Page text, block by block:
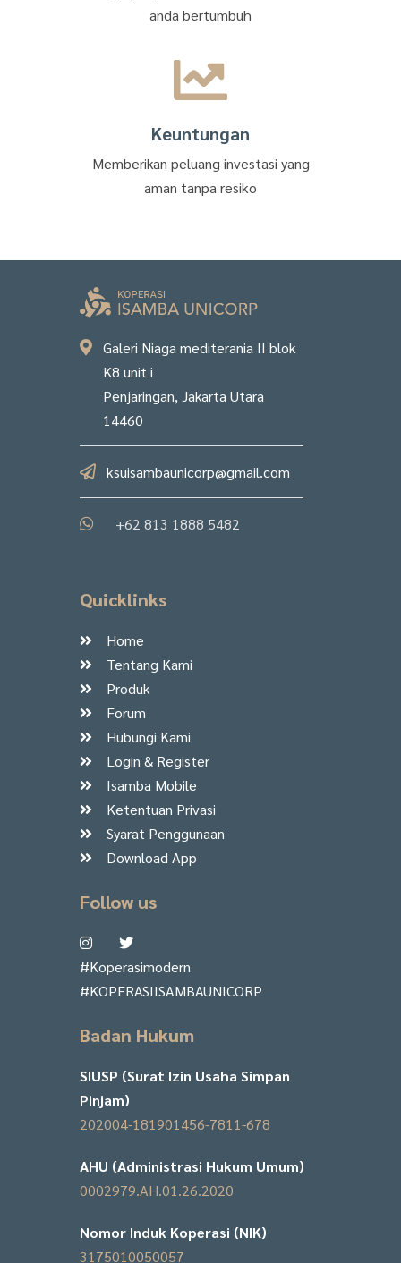
anda bertumbuh
Keuntungan
Memberikan peluang investasi yang
aman tanpa resiko
Galeri Niaga mediterania II blok
K8 unit i
Penjaringan, Jakarta Utara
14460
ksuisambaunicorp@gmail.com
+62 813 1888 5482
Quicklinks
Home
Tentang Kami
Produk
Forum
Hubungi Kami
Login & Register
Isamba Mobile
Ketentuan Privasi
Syarat Penggunaan
Download App
Follow us
#Koperasimodern
#KOPERASIISAMBAUNICORP
Badan Hukum
SIUSP (Surat Izin Usaha Simpan
Pinjam)
202004-181901456-7811-678
AHU (Administrasi Hukum Umum)
0002979.AH.01.26.2020
Nomor Induk Koperasi (NIK)
3175010050057